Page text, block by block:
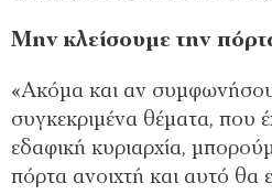
Μην κλείσουμε την
«Ακόμα και αν
συγκεκριμένα θέματα, που
εδαφική κυριαρχία,
πόρτα ανοιχτή και αυτό θα